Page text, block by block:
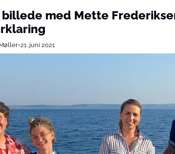
med Mette
•21. juni 2021